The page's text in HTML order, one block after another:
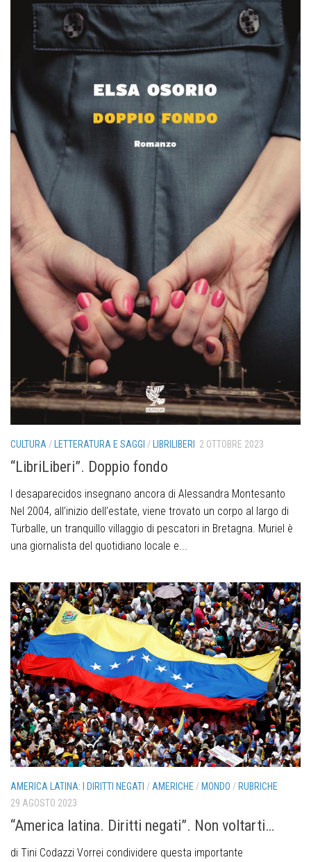
CULTURA / LETTERATURA E SAGGI / LIBRILIBERI 2 OTTOBRE 2023
“LibriLiberi”. Doppio fondo
I desaparecidos insegnano ancora di Alessandra Montesanto
Nel 2004, all’inizio dell’estate, viene trovato un corpo al largo di
Turballe, un tranquillo villaggio di pescatori in Bretagna. Muriel è
una giornalista del quotidiano locale e...
AMERICA LATINA: I DIRITTI NEGATI / AMERICHE / MONDO / RUBRICHE
29 AGOSTO 2023
“America latina. Diritti negati”. Non voltarti…
di Tini Codazzi Vorrei condividere questa importante